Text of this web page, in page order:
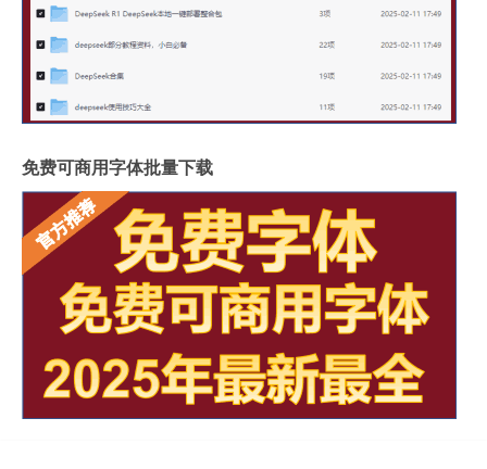
免费可商用字体批量下载